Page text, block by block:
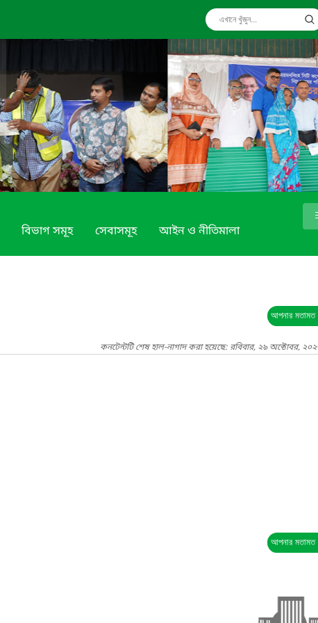
বিভাগ সমূহ সেবাসমূহ আইন ও নীতিমালা
আপনার মতামত
কনটেন্টটি শেষ হাল-নাগাদ করা হয়েছে: রবিবার, ২৯ অক্টোবর,
আপনার মতামত